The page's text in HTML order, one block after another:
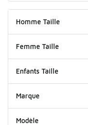
Homme Taille
Femme Taille
Enfants Taille
Marque
Modèle